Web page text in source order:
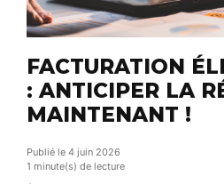
FACTURATION
: ANTICIPER LA
MAINTENANT !
Publié le 4 juin 2026
1 minute(s) de lecture